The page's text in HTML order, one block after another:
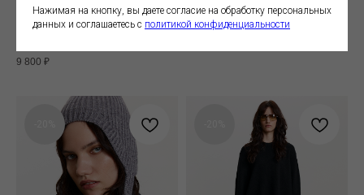
Фактурные брюки на шнурке из
9 800 ₽
Плотный лонгслив с акцентным
лаконичным принтом
Нажимая на кнопку, вы даете согласие на обработку персональных
данных и соглашаетесь c политикой конфиденциальности